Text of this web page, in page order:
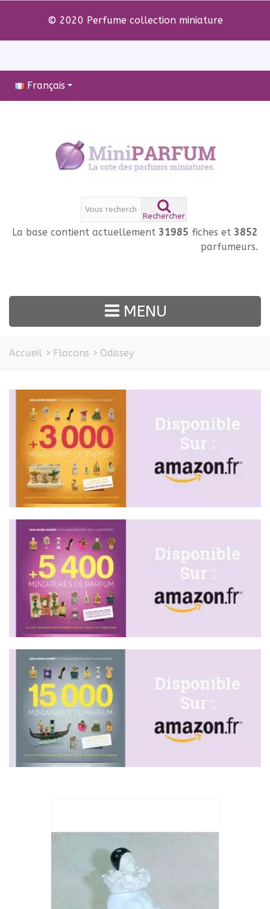
© 2020 Perfume collection miniature
Français
Rechercher
La base contient actuellement 31985 fiches et 3852
parfumeurs.
MENU
Accueil > Flacons > Odissey